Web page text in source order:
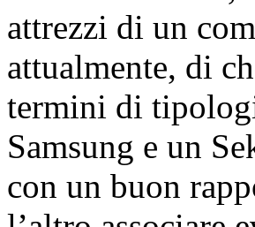
attrezzi di un
attualmente, di
termini di
Samsung e un
con un buon